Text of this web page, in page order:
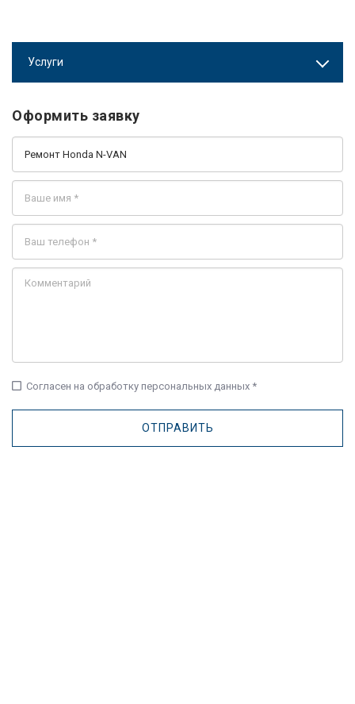
Услуги
Оформить заявку
check_box_outline_blank Согласен на обработку персональных данных *